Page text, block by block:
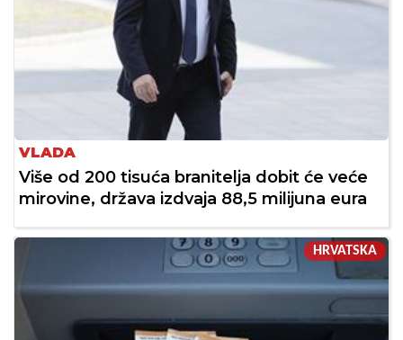
VLADA
Više od 200 tisuća branitelja dobit će veće
mirovine, država izdvaja 88,5 milijuna eura
HRVATSKA